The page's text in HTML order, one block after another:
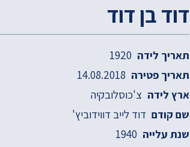
דוד בן דוד
תאריך לידה
תאריך פטירה
ארץ לידה צ'כוסלובקיה
שם קודם דוד לייב דווידוביץ'
שנת עלייה